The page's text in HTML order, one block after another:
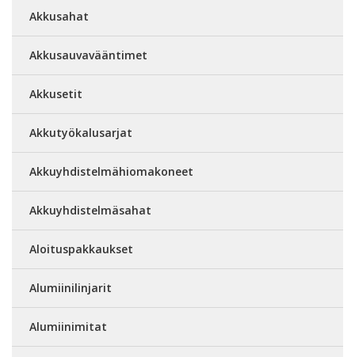
Akkusahat
Akkusauvavääntimet
Akkusetit
Akkutyökalusarjat
Akkuyhdistelmähiomakoneet
Akkuyhdistelmäsahat
Aloituspakkaukset
Alumiinilinjarit
Alumiinimitat